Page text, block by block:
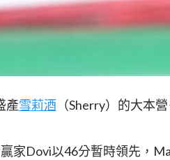
產雪莉酒（Sherry）的大本
家Dovi以46分暫時領先，